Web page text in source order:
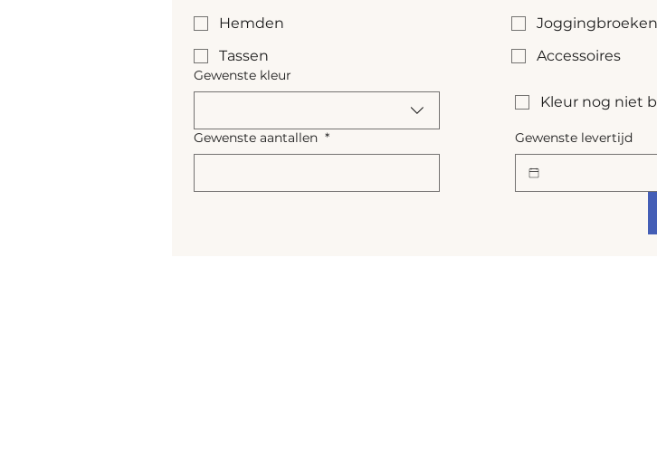
Hemden
Joggingbroeken
Tassen
Accessoires
Gewenste kleur
Kleur nog niet
Gewenste aantallen * Gewenste levertijd